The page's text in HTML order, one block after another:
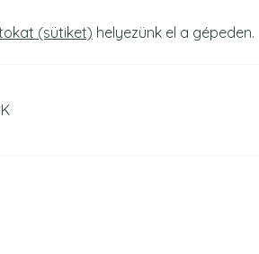
(sütiket) helyezünk el a gépeden.